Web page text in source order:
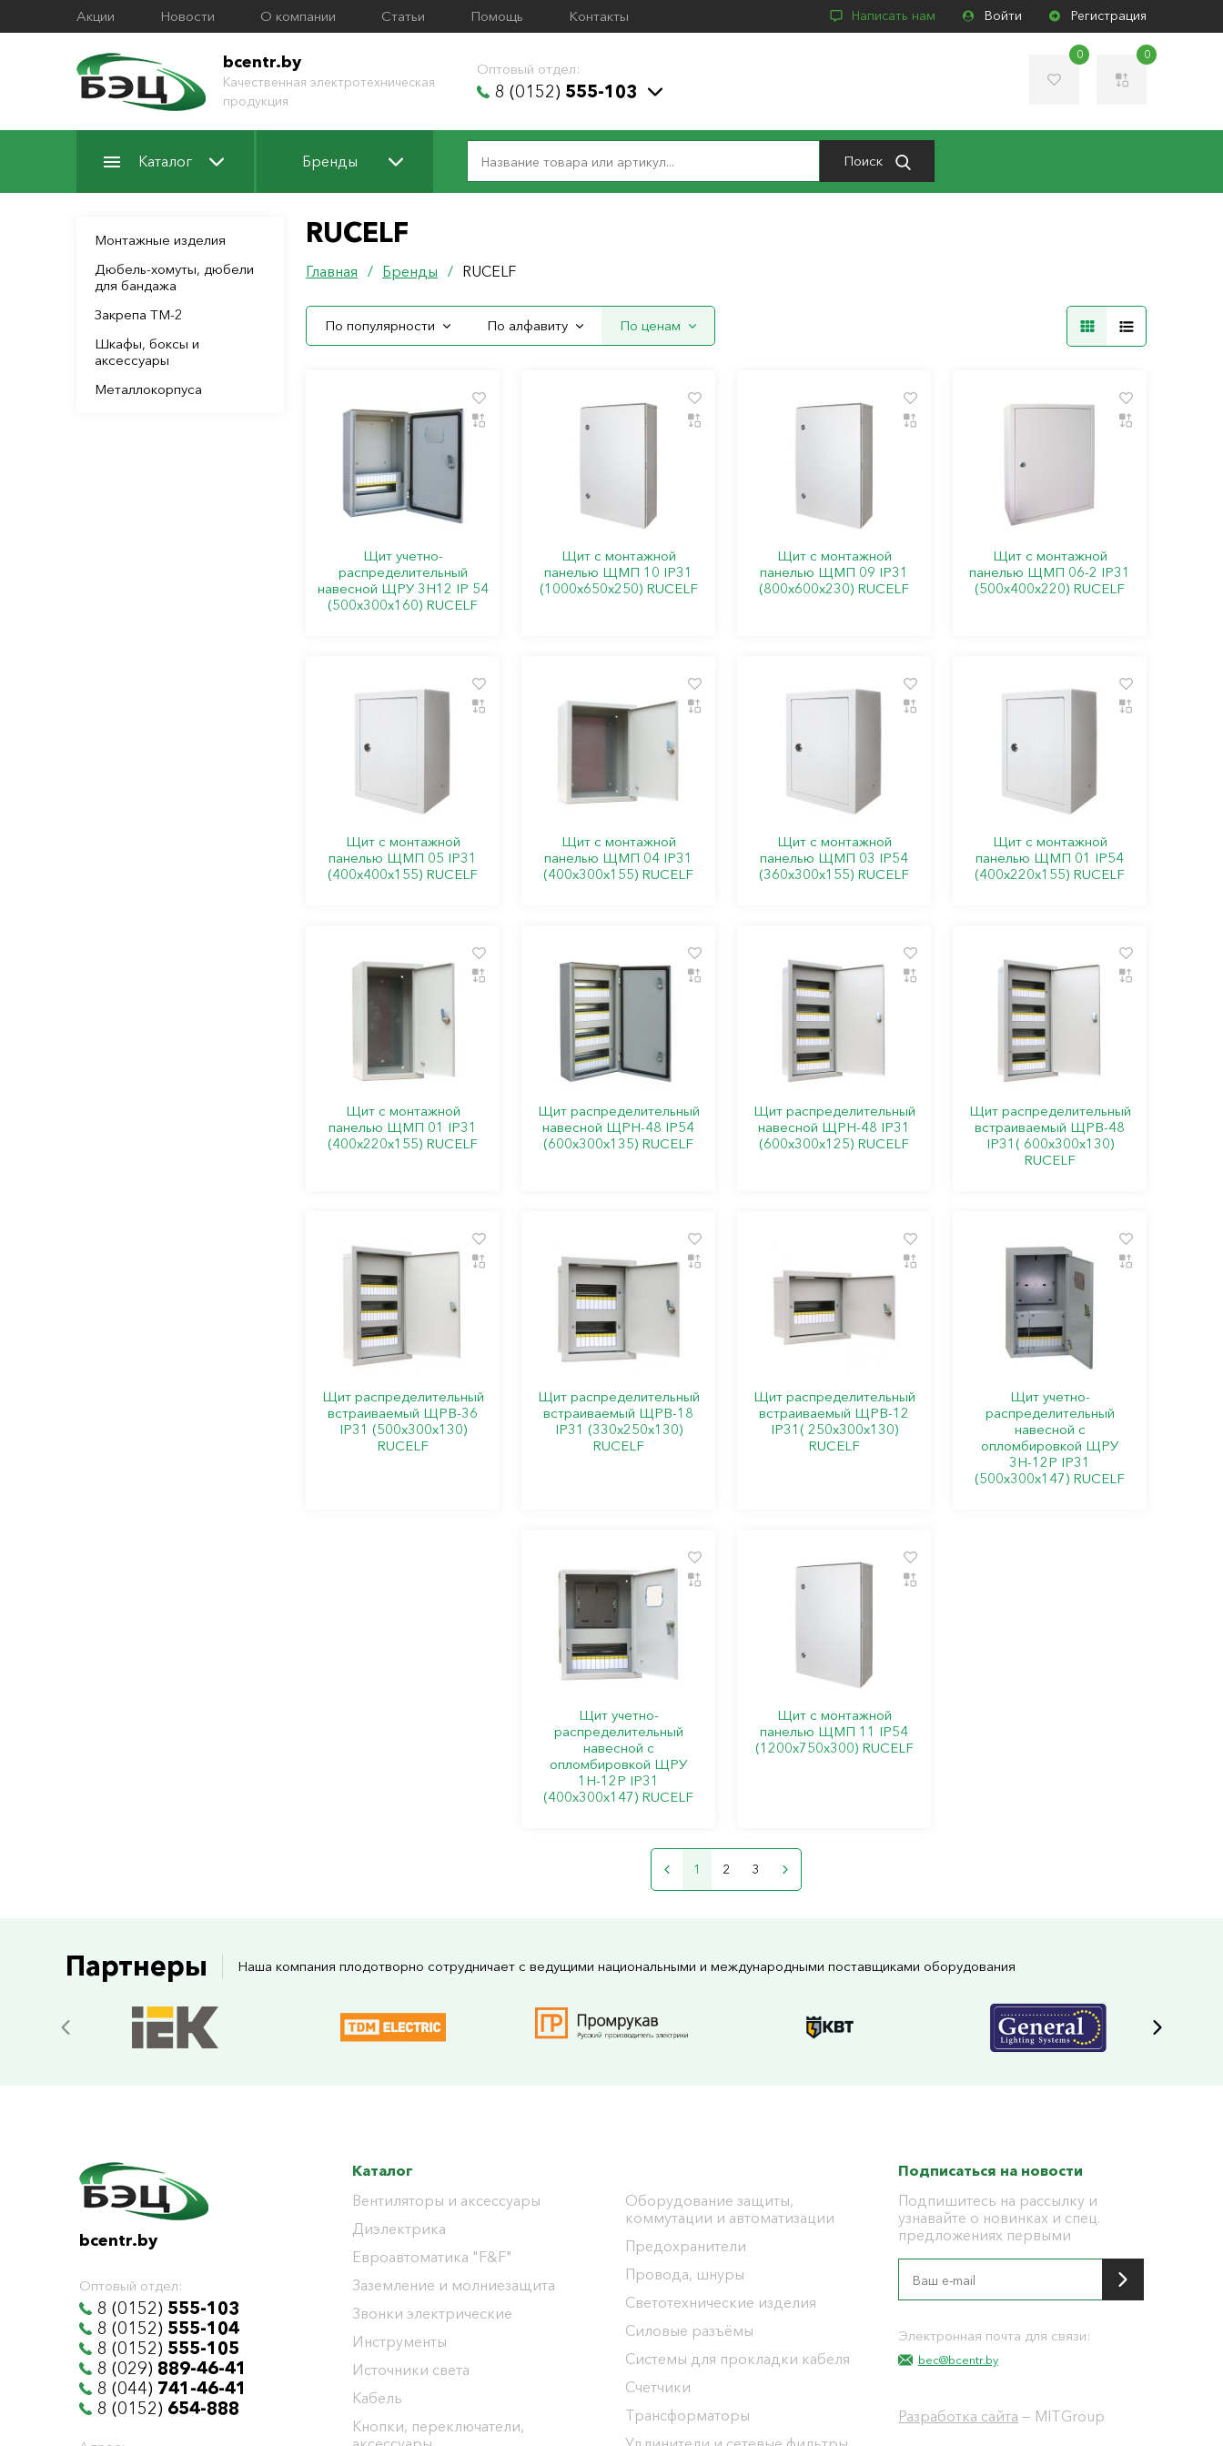
Акции Новости О компании Статьи Помощь Контакты Написать нам Войти Регистрация
bcentr.by
Качественная электротехническая
продукция
Оптовый отдел:
8 (0152) 555-103
0 0
Каталог Бренды Поиск
Монтажные изделия
Дюбель-хомуты, дюбели
для бандажа
Закрепа ТМ-2
Шкафы, боксы и
аксессуары
Металлокорпуса
RUCELF
Главная / Бренды / RUCELF
По популярности По алфавиту По ценам
Щит учетно-
распределительный
навесной ЩРУ 3Н12 IP 54
(500х300х160) RUCELF
Щит с монтажной
панелью ЩМП 10 IP31
(1000х650х250) RUCELF
Щит с монтажной
панелью ЩМП 09 IP31
(800х600х230) RUCELF
Щит с монтажной
панелью ЩМП 06-2 IP31
(500х400х220) RUCELF
Щит с монтажной
панелью ЩМП 05 IP31
(400х400х155) RUCELF
Щит с монтажной
панелью ЩМП 04 IP31
(400х300х155) RUCELF
Щит с монтажной
панелью ЩМП 03 IP54
(360х300х155) RUCELF
Щит с монтажной
панелью ЩМП 01 IP54
(400х220х155) RUCELF
Щит с монтажной
панелью ЩМП 01 IP31
(400х220х155) RUCELF
Щит распределительный
навесной ЩРН-48 IP54
(600х300х135) RUCELF
Щит распределительный
навесной ЩРН-48 IP31
(600х300х125) RUCELF
Щит распределительный
встраиваемый ЩРВ-48
IP31( 600х300х130)
RUCELF
Щит распределительный
встраиваемый ЩРВ-36
IP31 (500х300х130)
RUCELF
Щит распределительный
встраиваемый ЩРВ-18
IP31 (330х250х130)
RUCELF
Щит распределительный
встраиваемый ЩРВ-12
IP31( 250х300х130)
RUCELF
Щит учетно-
распределительный
навесной с
опломбировкой ЩРУ
3Н-12Р IP31
(500х300х147) RUCELF
Щит учетно-
распределительный
навесной с
опломбировкой ЩРУ
1Н-12Р IP31
(400х300х147) RUCELF
Щит с монтажной
панелью ЩМП 11 IP54
(1200х750х300) RUCELF
1 2 3
Партнеры Наша компания плодотворно сотрудничает с ведущими национальными и международными поставщиками оборудования
bcentr.by
Оптовый отдел:
8 (0152) 555-103
8 (0152) 555-104
8 (0152) 555-105
8 (029) 889-46-41
8 (044) 741-46-41
8 (0152) 654-888
Каталог
Вентиляторы и аксессуары
Диэлектрика
Евроавтоматика "F&F"
Заземление и молниезащита
Звонки электрические
Инструменты
Источники света
Кабель
Кнопки, переключатели,
Оборудование защиты,
коммутации и автоматизации
Предохранители
Провода, шнуры
Светотехнические изделия
Силовые разъёмы
Системы для прокладки кабеля
Счетчики
Трансформаторы
Подписаться на новости
Подпишитесь на рассылку и
узнавайте о новинках и спец.
предложениях первыми
Электронная почта для связи:
bec@bcentr.by
Разработка сайта — MITGroup